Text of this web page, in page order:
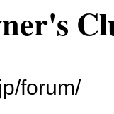
forum/